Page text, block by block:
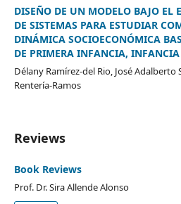
DISEÑO DE UN MODELO BAJO EL
DE SISTEMAS PARA ESTUDIAR
DINÁMICA SOCIOECONÓMICA
DE PRIMERA INFANCIA,
Délany Ramírez-del Rio, José Adalberto
Rentería-Ramos
Reviews
Book Reviews
Prof. Dr. Sira Allende Alonso